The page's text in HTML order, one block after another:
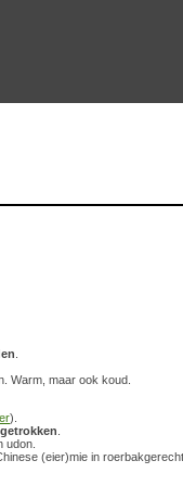
Warm, maar ook koud.
).
getrokken
udon.
(eier)mie in